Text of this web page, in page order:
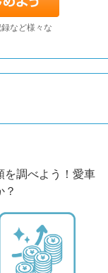
など様々な
を調べよう！愛車
？